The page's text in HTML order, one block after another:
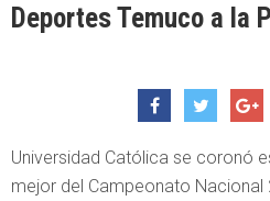
Deportes Temuco a la
Universidad Católica se coronó
mejor del Campeonato Nacional